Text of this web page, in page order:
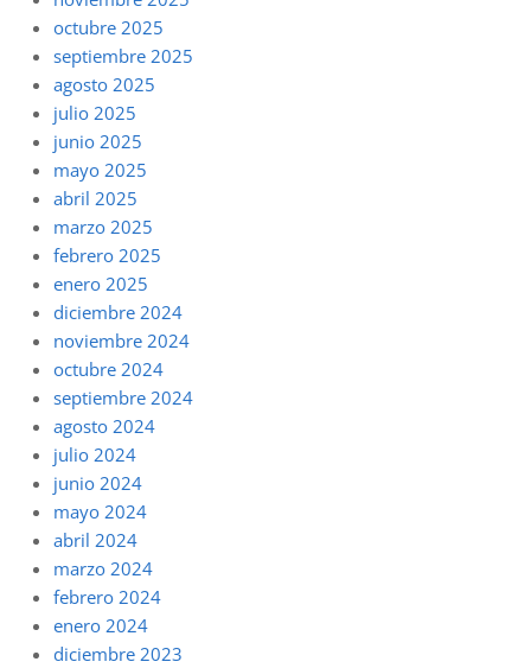
octubre 2025
septiembre 2025
agosto 2025
julio 2025
junio 2025
mayo 2025
abril 2025
marzo 2025
febrero 2025
enero 2025
diciembre 2024
noviembre 2024
octubre 2024
septiembre 2024
agosto 2024
julio 2024
junio 2024
mayo 2024
abril 2024
marzo 2024
febrero 2024
enero 2024
diciembre 2023